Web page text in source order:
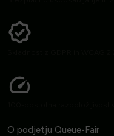
O podjetju Queue-Fair